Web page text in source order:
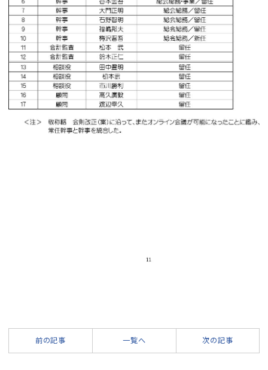
前の記事 一覧へ 次の記事